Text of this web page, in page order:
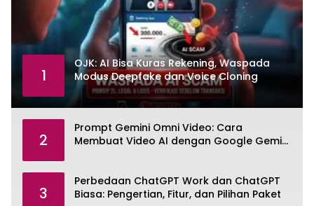
1
OJK: AI Bisa Kuras Rekening, Waspada
Modus Deepfake dan Voice Cloning
2
Prompt Gemini Omni Video: Cara
Membuat Video AI dengan Google Gemini
3
Perbedaan ChatGPT Work dan ChatGPT
Biasa: Pengertian, Fitur, dan Pilihan Paket